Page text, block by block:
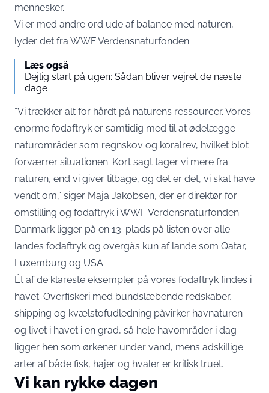
mennesker.
Vi er med andre ord ude af balance med naturen,
lyder det fra WWF Verdensnaturfonden.
Læs også
Dejlig start på ugen: Sådan bliver vejret de næste
dage
”Vi trækker alt for hårdt på naturens ressourcer. Vores
enorme fodaftryk er samtidig med til at ødelægge
naturområder som regnskov og koralrev, hvilket blot
forværrer situationen. Kort sagt tager vi mere fra
naturen, end vi giver tilbage, og det er det, vi skal have
vendt om,” siger Maja Jakobsen, der er direktør for
omstilling og fodaftryk i WWF Verdensnaturfonden.
Danmark ligger på en 13. plads på listen over alle
landes fodaftryk og overgås kun af lande som Qatar,
Luxemburg og USA.
Ét af de klareste eksempler på vores fodaftryk findes i
havet. Overfiskeri med bundslæbende redskaber,
shipping og kvælstofudledning påvirker havnaturen
og livet i havet i en grad, så hele havområder i dag
ligger hen som ørkener under vand, mens adskillige
arter af både fisk, hajer og hvaler er kritisk truet.
Vi kan rykke dagen